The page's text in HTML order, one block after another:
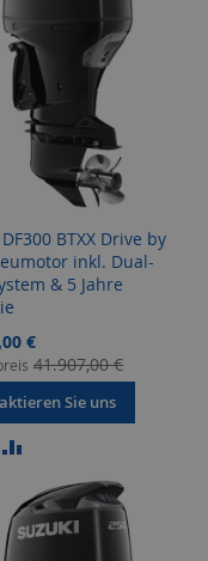
BTXX Drive by
inkl. Dual-
& 5 Jahre
€
41.907,00 €
Sie uns
VERGLEICHSLISTE
HINZUFÜGEN